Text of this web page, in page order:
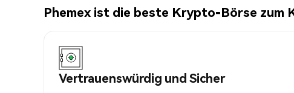
Phemex ist die beste Krypto-Börse zum
Vertrauenswürdig und Sicher